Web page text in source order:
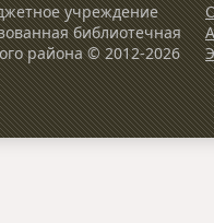
учреждение
библиотечная
района © 2012-2026